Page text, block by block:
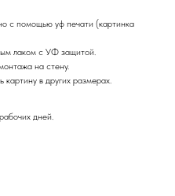
с помощью уф печати (картинка
лаком с УФ защитой.
на стену.
в других размерах.
дней.